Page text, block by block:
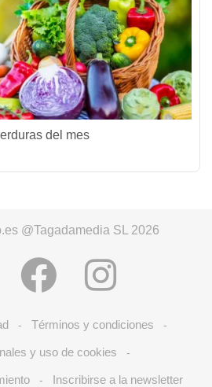
del mes
@Tagadamedia SL 2026
- Términos y condiciones -
y uso de cookies -
- Inscribirse a la newsletter